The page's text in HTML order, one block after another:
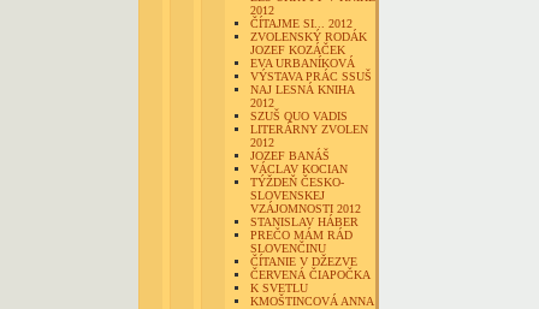
2012
ČÍTAJME SI... 2012
ZVOLENSKÝ RODÁK
JOZEF KOZÁČEK
EVA URBANÍKOVÁ
VÝSTAVA PRÁC SSUŠ
NAJ LESNÁ KNIHA
2012
SZUŠ QUO VADIS
LITERÁRNY ZVOLEN
2012
JOZEF BANÁŠ
VÁCLAV KOCIAN
TÝŽDEŇ ČESKO-
SLOVENSKEJ
VZÁJOMNOSTI 2012
STANISLAV HÁBER
PREČO MÁM RÁD
SLOVENČINU
ČÍTANIE V DŽEZVE
ČERVENÁ ČIAPOČKA
K SVETLU
KMOŠTINCOVÁ ANNA